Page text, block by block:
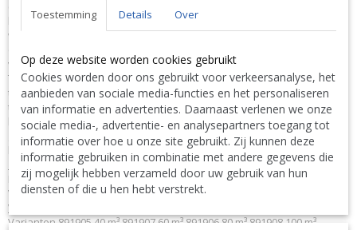
binnenbekleding Top diffuser zorgt voor gelijkmatige verdeling van
water bovenop het filterzand Grote zand / water drain voor snel
van 6-weg kraan, met eenvoudig en licht te bedienen selectiehendel
Transparant deksel biedt goed zicht op filtermedia S450 voorzien van
transparant deksel met klem bevestiging Overige series voorzien van
transparant deksel met wartel bevestiging voorzien van montage
hendels UV bestendig oppervlak waardoor het filter geschikt is voor
gebruik in direct zonlicht Inclusief RVS manometer Inclusief ABS intern
leiding werk
PRODUCTSPECIFICATIES:
Materiaal PE/glasvezel versterkt polyester Max. temp. 43 °C
Verbinding metrisch/imperial lijmmof Werkdruk 2,5 bar
VARIANTEN:
Varianten 891905 40 m³ 891907 60 m³ 891906 80 m³ 891908 100 m³
Toestemming Details Over
Op deze website worden cookies gebruikt
Cookies worden door ons gebruikt voor verkeersanalyse, het
aanbieden van sociale media-functies en het personaliseren
van informatie en advertenties. Daarnaast verlenen we onze
sociale media-, advertentie- en analysepartners toegang tot
informatie over hoe u onze site gebruikt. Zij kunnen deze
informatie gebruiken in combinatie met andere gegevens die
zij mogelijk hebben verzameld door uw gebruik van hun
diensten of die u hen hebt verstrekt.